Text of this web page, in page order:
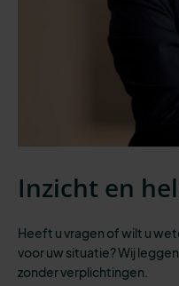
Inzicht en
Heeft u vragen of wilt u
voor uw situatie? Wij
zonder verplichtingen.